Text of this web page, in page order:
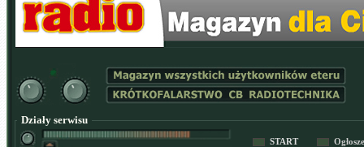
Działy serwisu
START